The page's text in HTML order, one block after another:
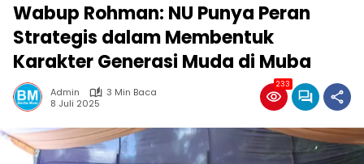
Wabup Rohman: NU Punya Peran
Strategis dalam Membentuk
Karakter Generasi Muda di Muba
Admin
3 Min Baca
8 Juli 2025
233